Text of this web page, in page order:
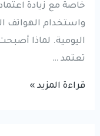
خاصة مع زيادة
واستخدام الهواتف
اليومية. لماذا
تعتمد …
انشاء
قراءة المزيد »